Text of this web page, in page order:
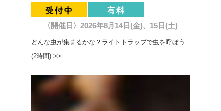
〈開催日〉2026年8月14日(金)、15日(土)
どんな虫が集まるかな？ライトトラップで虫を呼ぼう
(2時間) >>